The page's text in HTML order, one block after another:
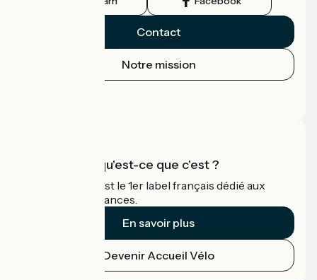
Contact
Notre mission
Accueil Vélo qu'est-ce que c'est ?
Accueil Vélo c'est le 1er label français dédié aux
cyclistes en vacances.
En savoir plus
Devenir Accueil Vélo